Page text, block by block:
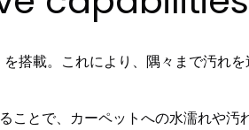
搭載。これにより、隅々まで汚れを
ことで、カーペットへの水濡れや汚